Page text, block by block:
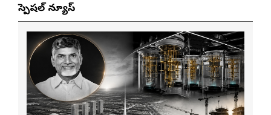
స్పెషల్ న్యూస్